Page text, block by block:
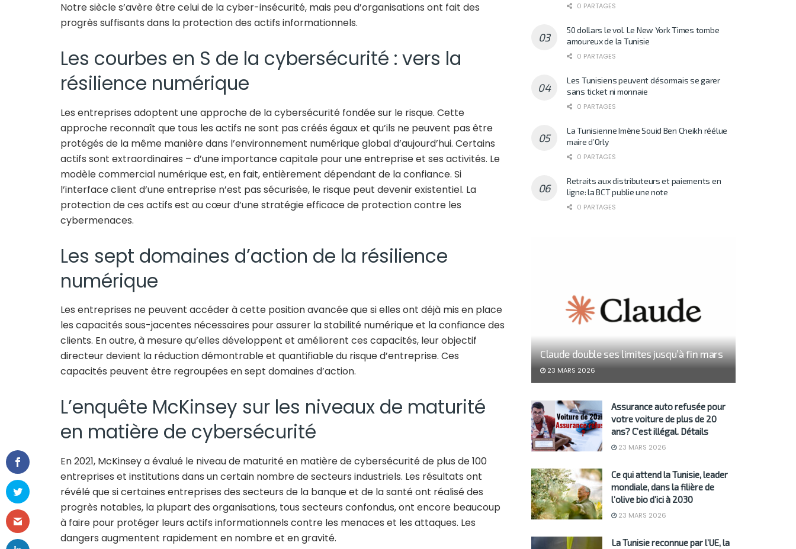
Notre siècle s’avère être celui de la cyber-insécurité, mais peu d’organisations ont fait des
progrès suffisants dans la protection des actifs informationnels.
Les courbes en S de la cybersécurité : vers la
résilience numérique
Les entreprises adoptent une approche de la cybersécurité fondée sur le risque. Cette
approche reconnaît que tous les actifs ne sont pas créés égaux et qu’ils ne peuvent pas être
protégés de la même manière dans l’environnement numérique global d’aujourd’hui. Certains
actifs sont extraordinaires – d’une importance capitale pour une entreprise et ses activités. Le
modèle commercial numérique est, en fait, entièrement dépendant de la confiance. Si
l’interface client d’une entreprise n’est pas sécurisée, le risque peut devenir existentiel. La
protection de ces actifs est au cœur d’une stratégie efficace de protection contre les
cybermenaces.
Les sept domaines d’action de la résilience
numérique
Les entreprises ne peuvent accéder à cette position avancée que si elles ont déjà mis en place
les capacités sous-jacentes nécessaires pour assurer la stabilité numérique et la confiance des
clients. En outre, à mesure qu’elles développent et améliorent ces capacités, leur objectif
directeur devient la réduction démontrable et quantifiable du risque d’entreprise. Ces
capacités peuvent être regroupées en sept domaines d’action.
L’enquête McKinsey sur les niveaux de maturité
en matière de cybersécurité
En 2021, McKinsey a évalué le niveau de maturité en matière de cybersécurité de plus de 100
entreprises et institutions dans un certain nombre de secteurs industriels. Les résultats ont
révélé que si certaines entreprises des secteurs de la banque et de la santé ont réalisé des
progrès notables, la plupart des organisations, tous secteurs confondus, ont encore beaucoup
à faire pour protéger leurs actifs informationnels contre les menaces et les attaques. Les
dangers augmentent rapidement en nombre et en gravité.
0 PARTAGES
50 dollars le vol. Le New York Times tombe
amoureux de la Tunisie
0 PARTAGES
Les Tunisiens peuvent désormais se garer
sans ticket ni monnaie
0 PARTAGES
La Tunisienne Imène Souid Ben Cheikh réélue
maire d’Orly
0 PARTAGES
Retraits aux distributeurs et paiements en
ligne: la BCT publie une note
0 PARTAGES
Claude double ses limites jusqu’à fin mars
23 MARS 2026
Assurance auto refusée pour
votre voiture de plus de 20
ans? C’est illégal. Détails
23 MARS 2026
Ce qui attend la Tunisie, leader
mondiale, dans la filière de
l’olive bio d’ici à 2030
23 MARS 2026
La Tunisie reconnue par l’UE, la